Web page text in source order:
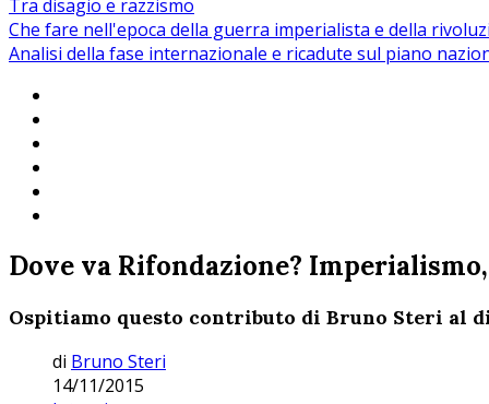
Tra disagio e razzismo
Che fare nell'epoca della guerra imperialista e della
Analisi della fase internazionale e ricadute sul piano
Dove va Rifondazione?
Ospitiamo questo contributo di Bruno Steri al
di Bruno Steri
14/11/2015